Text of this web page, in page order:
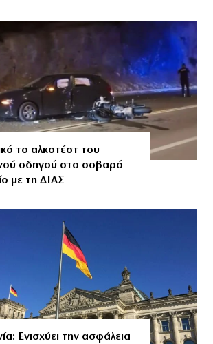
το αλκοτέστ του
οδηγού στο σοβαρό
με τη ΔΙΑΣ
Ενισχύει την ασφάλεια